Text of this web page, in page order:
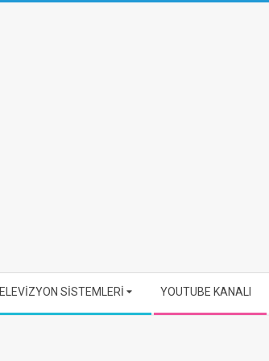
SİSTEMLERİ YOUTUBE KANALI